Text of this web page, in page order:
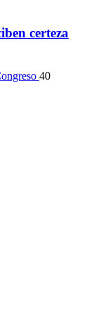
certeza
40